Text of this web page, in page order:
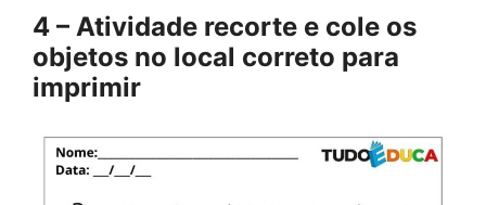
4 – Atividade recorte e cole os
objetos no local correto para
imprimir